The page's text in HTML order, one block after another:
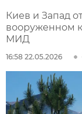
Киев и Запад
вооруженном
МИД
16:58 22.05.2026